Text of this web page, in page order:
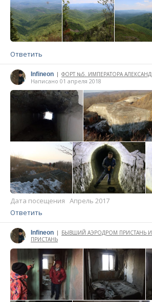
Ответить
Infineon | ФОРТ №5. ИМПЕРАТОРА
Написано 01 апреля 2018
Дата посещения Апрель 2017
Ответить
Infineon | БЫВШИЙ АЭРОДРОМ ПРИСТАНЬ
ПРИСТАНЬ